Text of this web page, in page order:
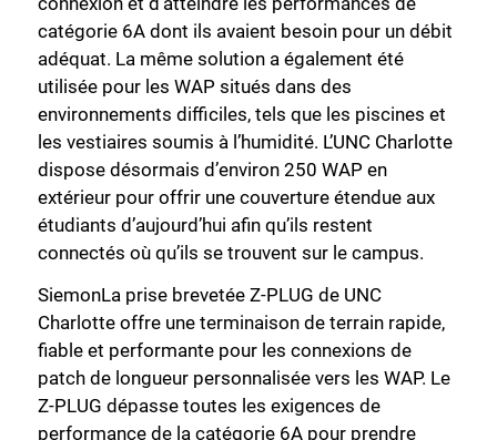
catégorie 6A dont ils avaient besoin pour un débit
adéquat. La même solution a également été
utilisée pour les WAP situés dans des
environnements difficiles, tels que les piscines et
les vestiaires soumis à l’humidité. L’UNC Charlotte
dispose désormais d’environ 250 WAP en
extérieur pour offrir une couverture étendue aux
étudiants d’aujourd’hui afin qu’ils restent
connectés où qu’ils se trouvent sur le campus.
SiemonLa prise brevetée Z-PLUG de UNC
Charlotte offre une terminaison de terrain rapide,
fiable et performante pour les connexions de
patch de longueur personnalisée vers les WAP. Le
Z-PLUG dépasse toutes les exigences de
performance de la catégorie 6A pour prendre